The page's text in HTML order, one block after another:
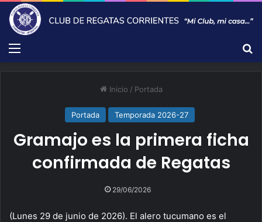
Menú
Inicio / Portada
Portada Temporada 2026-27
Gramajo es la primera ficha
confirmada de Regatas
29/06/2026
(Lunes 29 de junio de 2026). El alero tucumano es el